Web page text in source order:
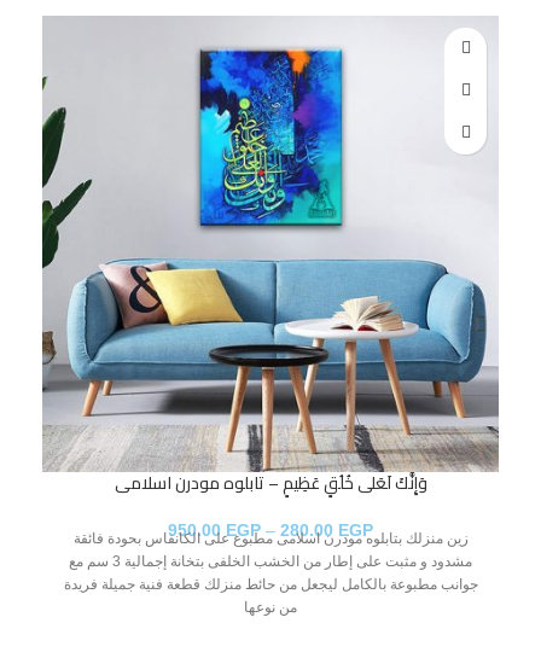
وَإِنَّكَ لَعَلى خُلُقٍ عَظِيمٍ – تابلوه مودرن اسلامى
280.00 EGP
–
950.00 EGP
زين منزلك بتابلوه مودرن اسلامى مطبوع على الكانفاس بحودة فائقة
مشدود و مثبت على إطار من الخشب الخلفى بتخانة إجمالية 3 سم مع
جوانب مطبوعة بالكامل ليجعل من حائط منزلك قطعة فنية جميلة فريدة
من نوعها